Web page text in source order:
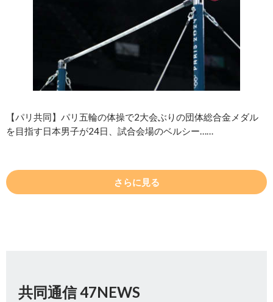
【パリ共同】パリ五輪の体操で2大会ぶりの団体総合金メダル
を目指す日本男子が24日、試合会場のベルシー……
さらに見る
共同通信 47NEWS